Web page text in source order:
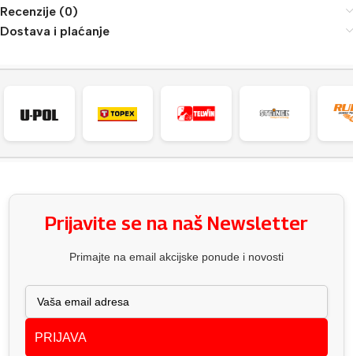
Recenzije (0)
Dostava i plaćanje
Prijavite se na naš Newsletter
Primajte na email akcijske ponude i novosti
PRIJAVA